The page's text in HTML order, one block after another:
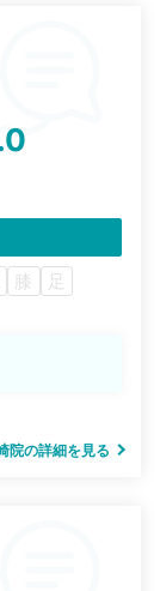
膝 足
院の詳細を見る